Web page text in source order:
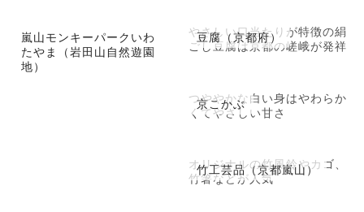
嵐山モンキーパークいわ
たやま（岩田山自然遊園
地）
豆腐（京都府）
やさしい口当たりが特徴の絹
ごし豆腐は京都の嵯峨が発祥
京こかぶ
つややかな白い身はやわらか
くてやさしい甘さ
竹工芸品（京都嵐山）
オリジナルの竹風鈴やカゴ、
竹箸などが人気